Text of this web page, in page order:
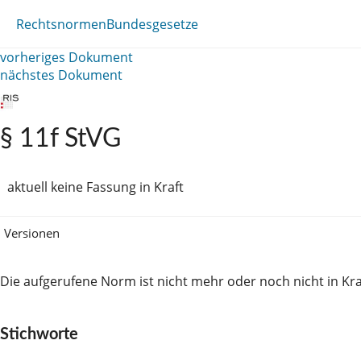
RechtsnormenBundesgesetze
vorheriges Dokument
nächstes Dokument
§ 11f StVG
aktuell keine Fassung in Kraft
Versionen
Die aufgerufene Norm ist nicht mehr oder noch nicht in
Stichworte